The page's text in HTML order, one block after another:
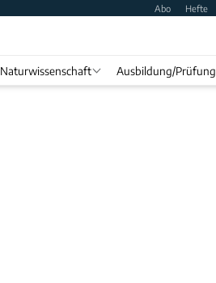
Abo Hefte
Naturwissenschaft Ausbildung/Prüfung